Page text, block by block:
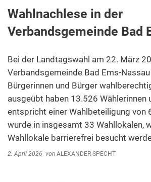
Wahlnachlese in der
Verbandsgemeinde Bad
Bei der Landtagswahl am 22. März
Verbandsgemeinde Bad Ems-
Bürgerinnen und Bürger
ausgeübt haben 13.526 Wählerinnen
entspricht einer Wahlbeteiligung von
wurde in insgesamt 33 Wahllokalen,
Wahllokale barrierefrei besucht
2. April 2026 von ALEXANDER SPECHT